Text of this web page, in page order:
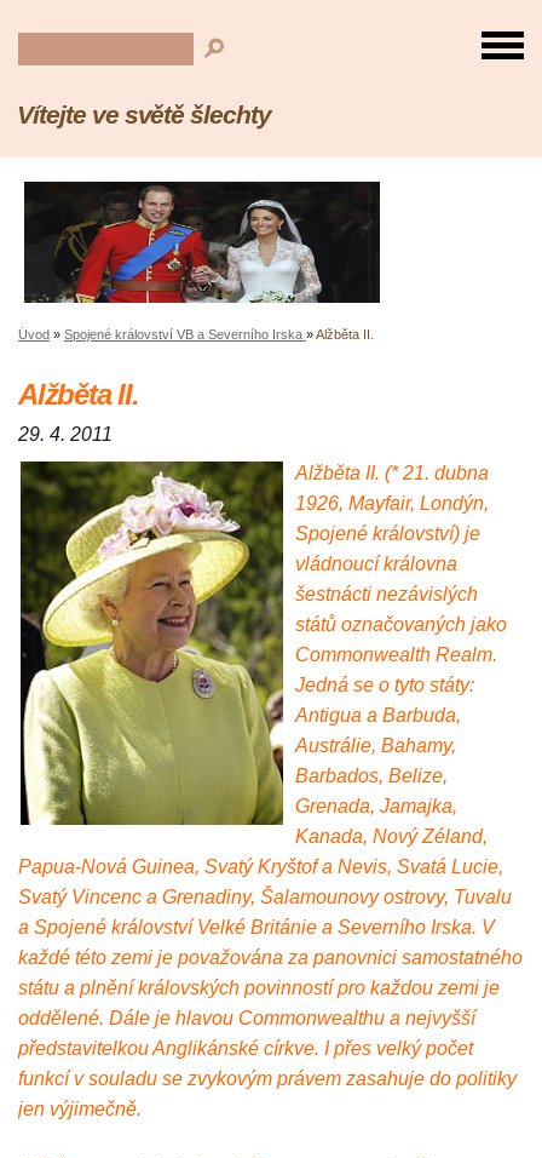
Vítejte ve světě šlechty
Úvod » Spojené království VB a Severního Irska »Alžběta II.
Alžběta II.
29. 4. 2011
Alžběta II. (* 21. dubna
1926, Mayfair, Londýn,
Spojené království) je
vládnoucí královna
šestnácti nezávislých
států označovaných jako
Commonwealth Realm.
Jedná se o tyto státy:
Antigua a Barbuda,
Austrálie, Bahamy,
Barbados, Belize,
Grenada, Jamajka,
Kanada, Nový Zéland,
Papua-Nová Guinea, Svatý Kryštof a Nevis, Svatá Lucie,
Svatý Vincenc a Grenadiny, Šalamounovy ostrovy, Tuvalu
a Spojené království Velké Británie a Severního Irska. V
každé této zemi je považována za panovnici samostatného
státu a plnění královských povinností pro každou zemi je
oddělené. Dále je hlavou Commonwealthu a nejvyšší
představitelkou Anglikánské církve. I přes velký počet
funkcí v souladu se zvykovým právem zasahuje do politiky
jen výjimečně.